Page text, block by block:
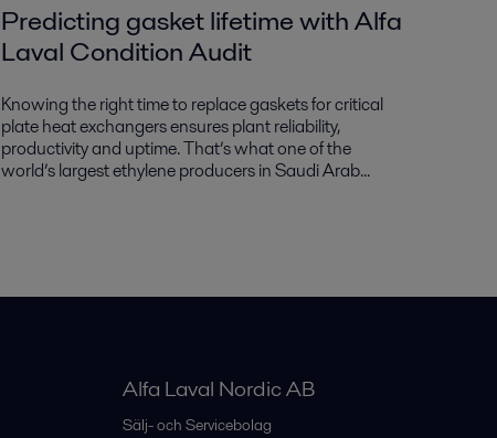
Predicting gasket lifetime with Alfa
Laval Condition Audit
Knowing the right time to replace gaskets for critical
plate heat exchangers ensures plant reliability,
productivity and uptime. That’s what one of the
world’s largest ethylene producers in Saudi Arab...
Alfa Laval Nordic AB
Sälj- och Servicebolag